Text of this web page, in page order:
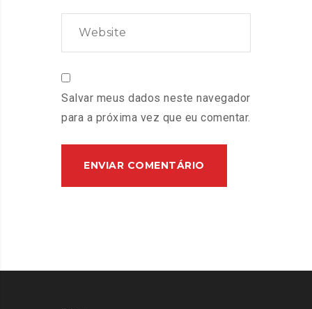
Salvar meus dados neste navegador
para a próxima vez que eu comentar.